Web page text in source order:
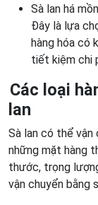
Sà lan há
Đây là lựa
hàng hóa có
tiết kiệm chi
Các loại
lan
Sà lan có thể vận
những mặt hàng
thước, trọng
vận chuyển bằng